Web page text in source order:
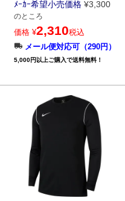
ﾒｰｶｰ希望小売価格 ¥3,300
のところ
価格 ¥2,310税込
メール便対応可（290円）
5,000円以上ご購入で送料無料！